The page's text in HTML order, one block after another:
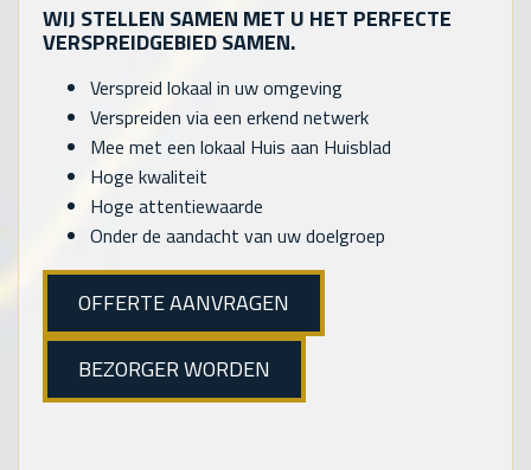
WIJ STELLEN SAMEN MET U HET PERFECTE
VERSPREIDGEBIED SAMEN.
Verspreid lokaal in uw omgeving
Verspreiden via een erkend netwerk
Mee met een lokaal Huis aan Huisblad
Hoge kwaliteit
Hoge attentiewaarde
Onder de aandacht van uw doelgroep
OFFERTE AANVRAGEN
BEZORGER WORDEN